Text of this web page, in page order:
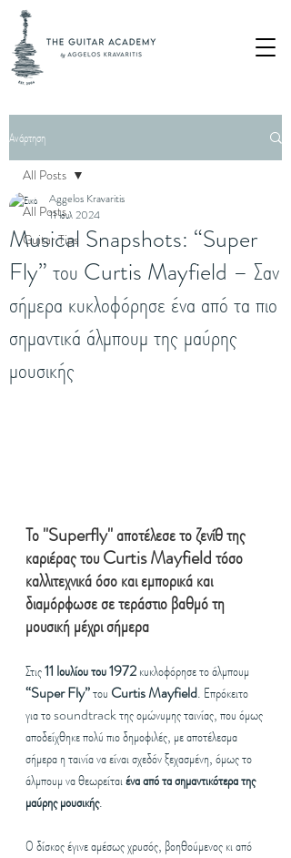
Ανάρτηση
All Posts
Guitar Tips
All Posts
Musical Snapshots: “Super
Fly” του Curtis Mayfield – Σαν
σήμερα κυκλοφόρησε ένα από τα πιο
σημαντικά άλμπουμ της μαύρης
μουσικής
Aggelos Kravaritis
11 Ιουλ 2024
Το "Superfly" αποτέλεσε το ζενίθ της
καριέρας του Curtis Mayfield τόσο
καλλιτεχνικά όσο και εμπορικά και
διαμόρφωσε σε τεράστιο βαθμό τη
μουσική μέχρι σήμερα
Στις 11 Ιουλίου του 1972 κυκλοφόρησε το άλμπουμ
“Super Fly” του Curtis Mayfield. Επρόκειτο
για το soundtrack της ομώνυμης ταινίας, που όμως
αποδείχθηκε πολύ πιο δημοφιλές, με αποτέλεσμα
σήμερα η ταινία να είναι σχεδόν ξεχασμένη, όμως το
άλμπουμ να θεωρείται ένα από τα σημαντικότερα της
μαύρης μουσικής.
Ο δίσκος έγινε αμέσως χρυσός, βοηθούμενος κι από